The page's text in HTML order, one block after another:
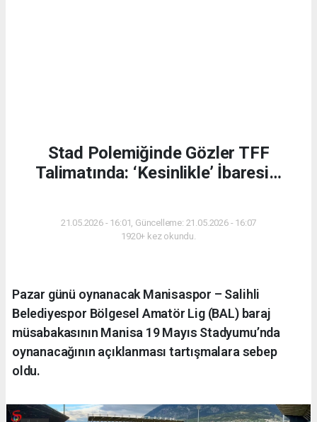
Stad Polemiğinde Gözler TFF
Talimatında: ‘Kesinlikle’ İbaresi…
21.05.2026 - 16:01, Güncelleme: 21.05.2026 - 16:07
1920+ kez okundu.
Pazar günü oynanacak Manisaspor – Salihli
Belediyespor Bölgesel Amatör Lig (BAL) baraj
müsabakasının Manisa 19 Mayıs Stadyumu’nda
oynanacağının açıklanması tartışmalara sebep
oldu.